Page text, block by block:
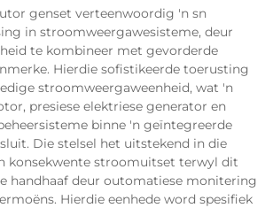
genset verteenwoordig 'n sn
in stroomweergawesisteme, deur
te kombineer met gevorderde
Hierdie sofistikeerde toerusting
stroomweergaweenheid, wat 'n
presiese elektriese generator en
binne 'n geïntegreerde
Die stelsel het uitstekend in die
konsekwente stroomuitset terwyl dit
handhaaf deur outomatiese monitering
Hierdie eenhede word spesifiek